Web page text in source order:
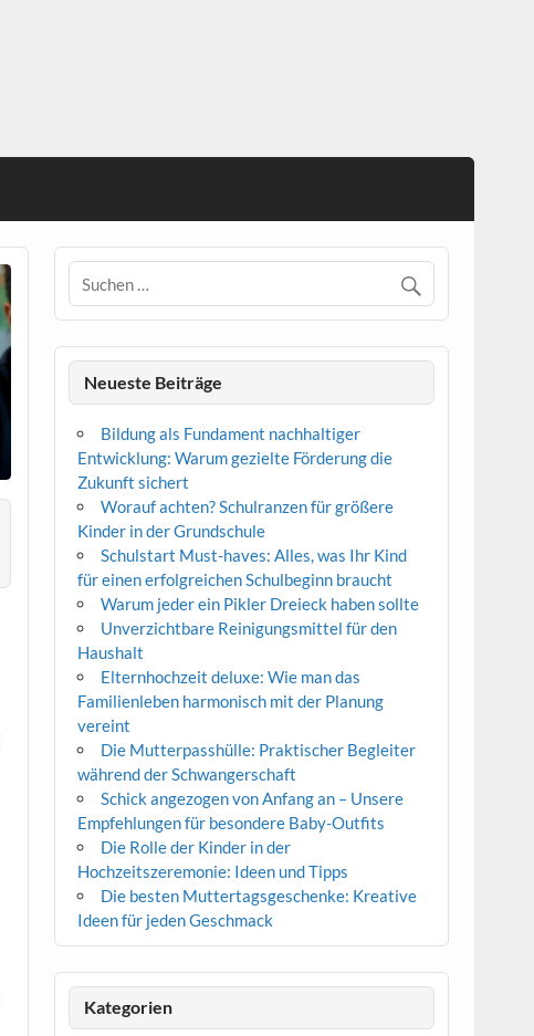
Neueste Beiträge
Bildung als Fundament nachhaltiger
Entwicklung: Warum gezielte Förderung die
Zukunft sichert
Worauf achten? Schulranzen für größere
Kinder in der Grundschule
Schulstart Must-haves: Alles, was Ihr Kind
für einen erfolgreichen Schulbeginn braucht
Warum jeder ein Pikler Dreieck haben sollte
Unverzichtbare Reinigungsmittel für den
Haushalt
Elternhochzeit deluxe: Wie man das
Familienleben harmonisch mit der Planung
vereint
Die Mutterpasshülle: Praktischer Begleiter
während der Schwangerschaft
Schick angezogen von Anfang an – Unsere
Empfehlungen für besondere Baby-Outfits
Die Rolle der Kinder in der
Hochzeitszeremonie: Ideen und Tipps
Die besten Muttertagsgeschenke: Kreative
Ideen für jeden Geschmack
Kategorien